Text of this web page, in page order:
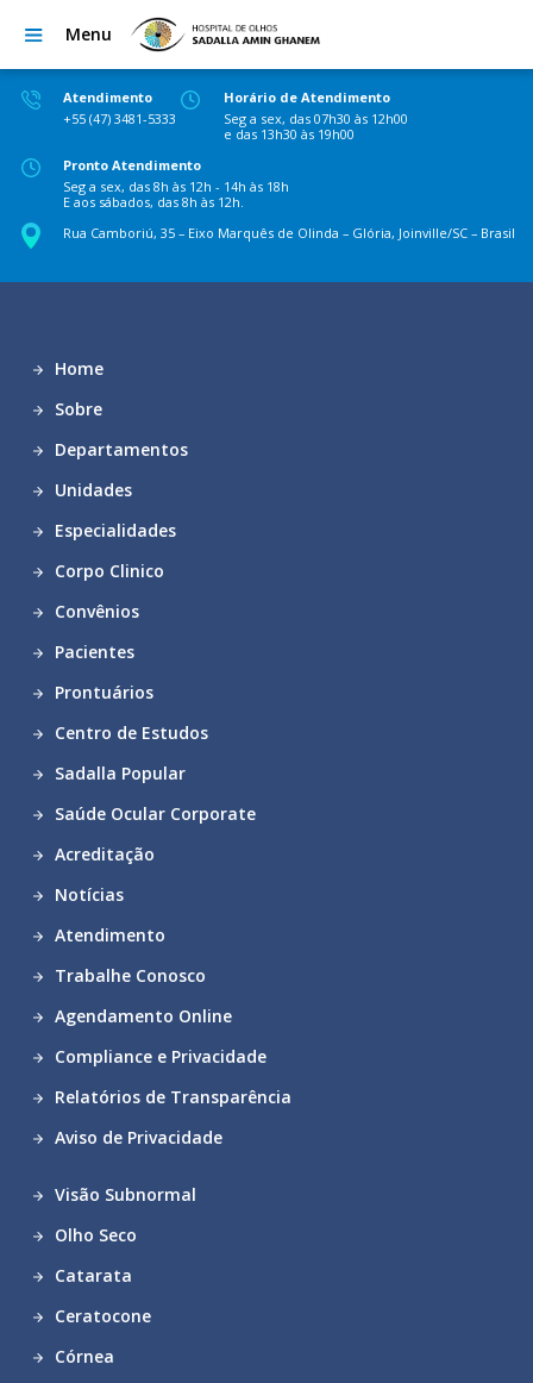
Menu
Atendimento
+55 (47) 3481-5333
Horário de Atendimento
Seg a sex, das 07h30 às 12h00
e das 13h30 às 19h00
Pronto Atendimento
Seg a sex, das 8h às 12h - 14h às 18h
E aos sábados, das 8h às 12h.
Rua Camboriú, 35 – Eixo Marquês de Olinda – Glória, Joinville/SC – Brasil
Home
Sobre
Departamentos
Unidades
Especialidades
Corpo Clinico
Convênios
Pacientes
Prontuários
Centro de Estudos
Sadalla Popular
Saúde Ocular Corporate
Acreditação
Notícias
Atendimento
Trabalhe Conosco
Agendamento Online
Compliance e Privacidade
Relatórios de Transparência
Aviso de Privacidade
Visão Subnormal
Olho Seco
Catarata
Ceratocone
Córnea